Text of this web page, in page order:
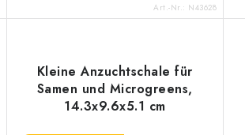
Art.-Nr.: N43628
Kleine Anzuchtschale für
Samen und Microgreens,
14.3x9.6x5.1 cm